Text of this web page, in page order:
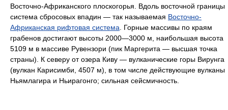
Восточно-Африканского плоскогорья. Вдоль восточной границы
система сбросовых впадин — так называемая Восточно-
Африканская рифтовая система . Горные массивы по краям
грабенов достигают высоты 2000—3000 м, наибольшая высота
5109 м в массиве Рувензори (пик Маргерита — высшая точка
страны). К северу от озера Киву — вулканические горы Вирунга
(вулкан Карисимби, 4507 м), в том числе действующие вулканы
Ньямлагира и Ньирагонго; сильная сейсмичность.